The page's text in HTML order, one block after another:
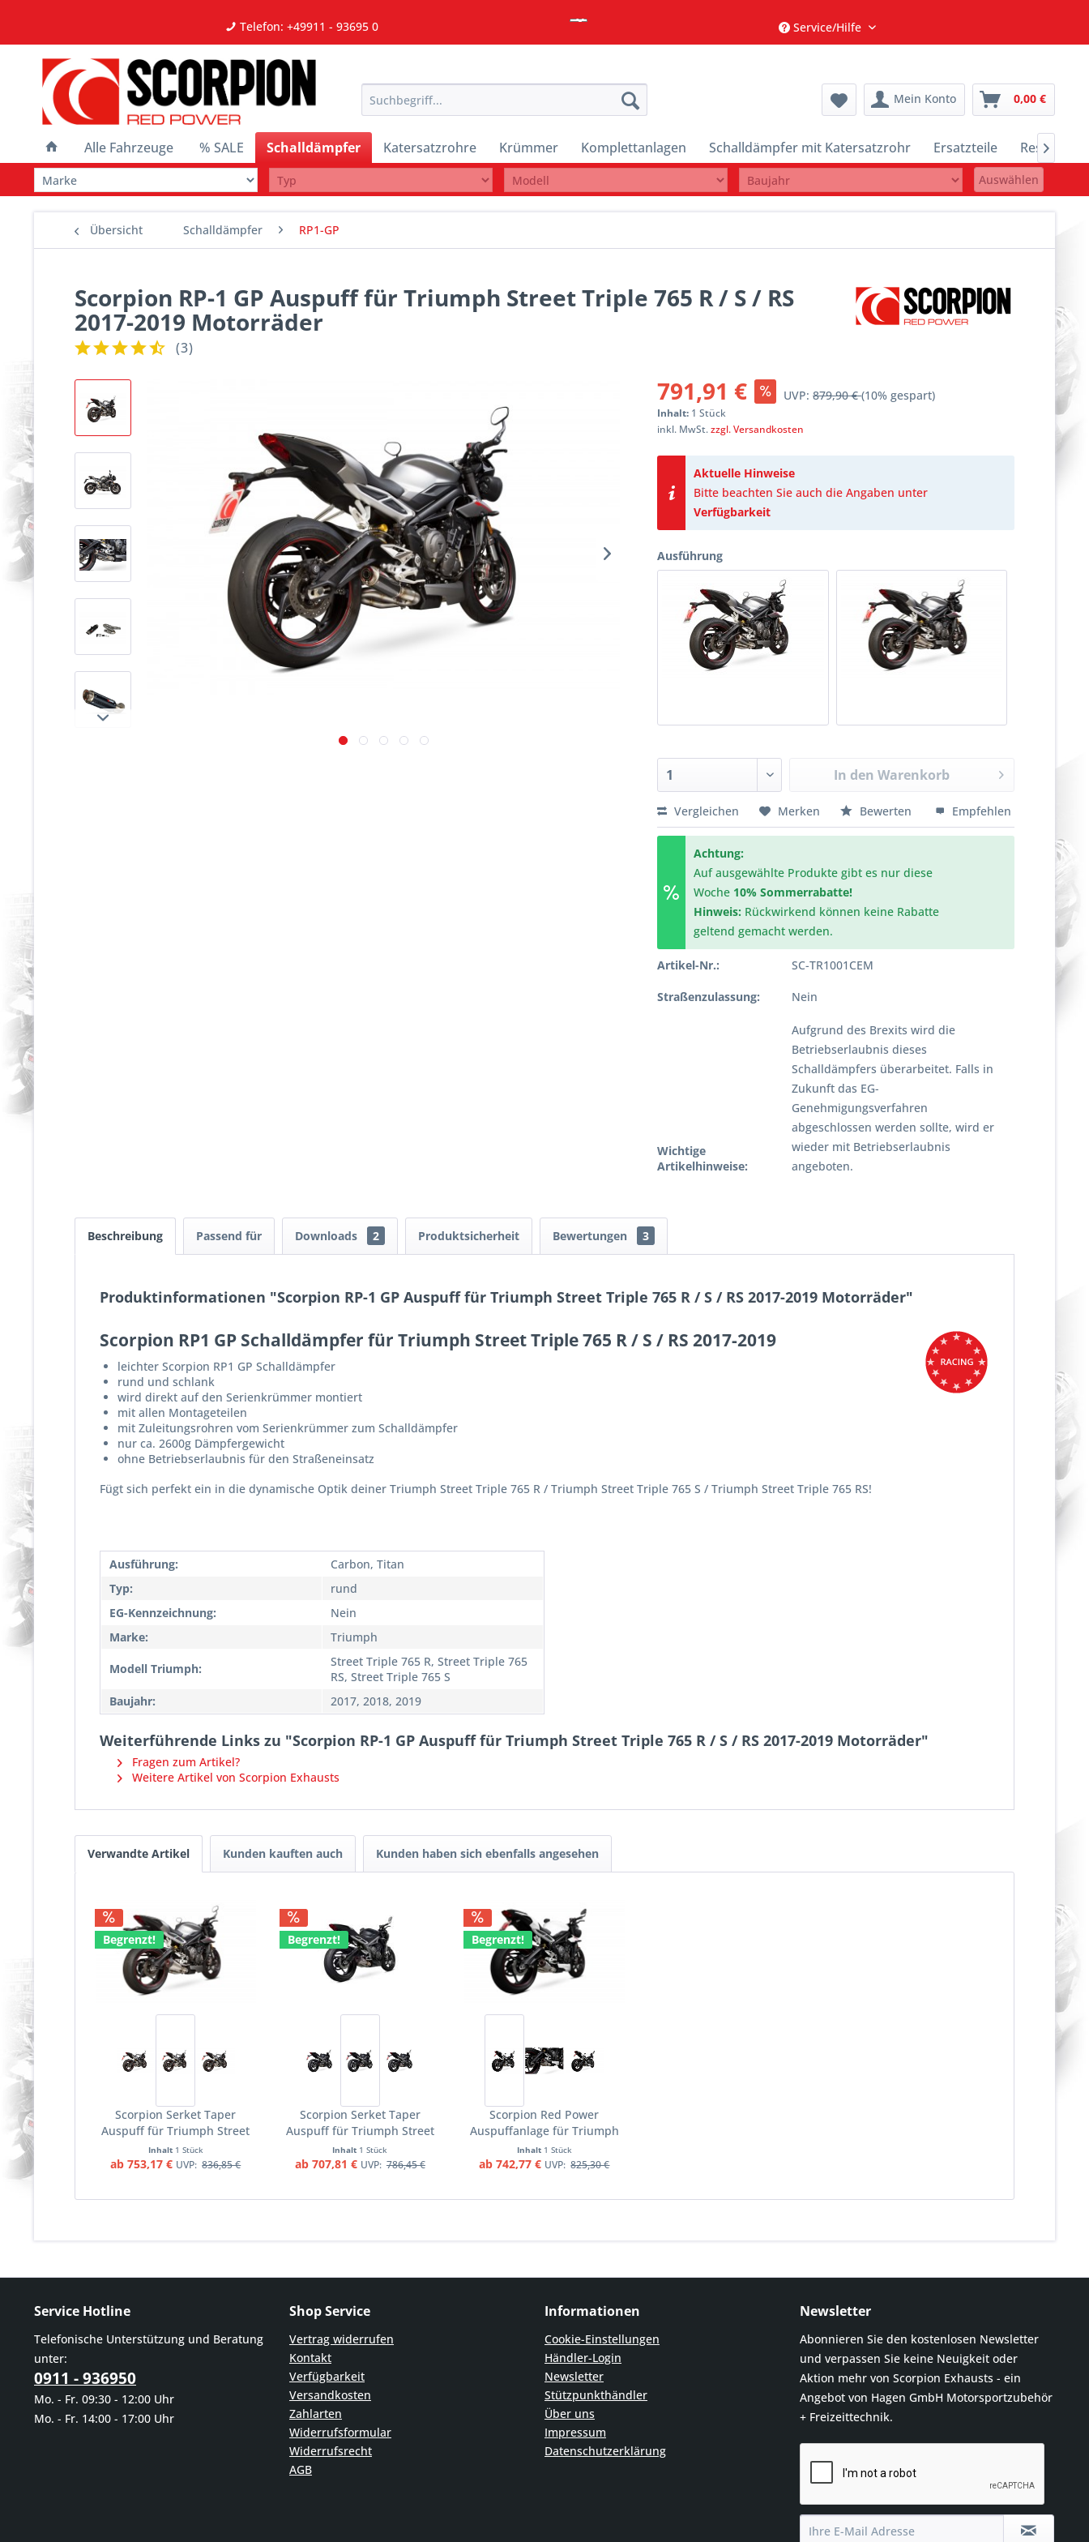
Telefon: +49911 - 93695 0 Service/Hilfe
Mein Konto 0,00 €
Alle Fahrzeuge % SALE Schalldämpfer Katersatzrohre Krümmer Komplettanlagen Schalldämpfer mit Katersatzrohr Ersatzteile Restposten

Auswählen
Übersicht Schalldämpfer RP1-GP
Scorpion RP-1 GP Auspuff für Triumph Street Triple 765 R / S / RS
2017-2019 Motorräder
(3)
791,91 € UVP:879,90 €(10% gespart)
Inhalt: 1 Stück
inkl. MwSt.zzgl. Versandkosten
Aktuelle Hinweise
Bitte beachten Sie auch die Angaben unter
Verfügbarkeit
Ausführung
In den Warenkorb
Vergleichen Merken Bewerten Empfehlen
Achtung:
Auf ausgewählte Produkte gibt es nur diese
Woche 10% Sommerrabatte!
Hinweis: Rückwirkend können keine Rabatte
geltend gemacht werden.
Artikel-Nr.: SC-TR1001CEM
Straßenzulassung: Nein
Wichtige
Artikelhinweise:
Aufgrund des Brexits wird die
Betriebserlaubnis dieses
Schalldämpfers überarbeitet. Falls in
Zukunft das EG-
Genehmigungsverfahren
abgeschlossen werden sollte, wird er
wieder mit Betriebserlaubnis
angeboten.
Beschreibung Passend für Downloads 2 Produktsicherheit Bewertungen 3
Produktinformationen "Scorpion RP-1 GP Auspuff für Triumph Street Triple 765 R / S / RS 2017-2019 Motorräder"
Scorpion RP1 GP Schalldämpfer für Triumph Street Triple 765 R / S / RS 2017-2019
leichter Scorpion RP1 GP Schalldämpfer
rund und schlank
wird direkt auf den Serienkrümmer montiert
mit allen Montageteilen
mit Zuleitungsrohren vom Serienkrümmer zum Schalldämpfer
nur ca. 2600g Dämpfergewicht
ohne Betriebserlaubnis für den Straßeneinsatz
Fügt sich perfekt ein in die dynamische Optik deiner Triumph Street Triple 765 R / Triumph Street Triple 765 S / Triumph Street Triple 765 RS!
Ausführung:
Carbon, Titan
Typ:
rund
EG-Kennzeichnung:
Nein
Marke:
Triumph
Modell Triumph:
Street Triple 765 R, Street Triple 765
RS, Street Triple 765 S
Baujahr:
2017, 2018, 2019
Weiterführende Links zu "Scorpion RP-1 GP Auspuff für Triumph Street Triple 765 R / S / RS 2017-2019 Motorräder"
Fragen zum Artikel?
Weitere Artikel von Scorpion Exhausts
Verwandte Artikel Kunden kauften auch Kunden haben sich ebenfalls angesehen
Begrenzt!
Scorpion Serket Taper
Auspuff für Triumph Street
Triple 765 R / S / RS 2017-
2019 Motorräder
Inhalt 1 Stück
ab 753,17 € UVP: 836,85 €
Begrenzt!
Scorpion Serket Taper
Auspuff für Triumph Street
Triple 765 R & RS 2020-2022
Motorräder
Inhalt 1 Stück
ab 707,81 € UVP: 786,45 €
Begrenzt!
Scorpion Red Power
Auspuffanlage für Triumph
Street Triple 765 R / S / RS
2017-2019 Motorräder
Inhalt 1 Stück
ab 742,77 € UVP: 825,30 €
Service Hotline
Telefonische Unterstützung und Beratung
unter:
0911 - 936950
Mo. - Fr. 09:30 - 12:00 Uhr
Mo. - Fr. 14:00 - 17:00 Uhr
Shop Service
Vertrag widerrufen
Kontakt
Verfügbarkeit
Versandkosten
Zahlarten
Widerrufsformular
Widerrufsrecht
AGB
Informationen
Cookie-Einstellungen
Händler-Login
Newsletter
Stützpunkthändler
Über uns
Impressum
Datenschutzerklärung
Newsletter
Abonnieren Sie den kostenlosen Newsletter
und verpassen Sie keine Neuigkeit oder
Aktion mehr von Scorpion Exhausts - ein
Angebot von Hagen GmbH Motorsportzubehör
+ Freizeittechnik.